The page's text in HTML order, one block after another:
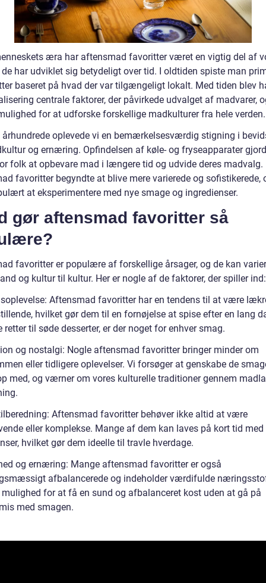
æra har aftensmad favoritter været en vigtig del af
de har udviklet sig betydeligt over tid. I oldtiden spiste man
baseret på hvad der var tilgængeligt lokalt. Med tiden blev
centrale faktorer, der påvirkede udvalget af madvarer,
for at udforske forskellige madkulturer fra hele verden.
århundrede oplevede vi en bemærkelsesværdig stigning i
og ernæring. Opfindelsen af køle- og fryseapparater
folk at opbevare mad i længere tid og udvide deres madvalg.
favoritter begyndte at blive mere varierede og sofistikerede,
at eksperimentere med nye smage og ingredienser.
gør aftensmad favoritter så
favoritter er populære af forskellige årsager, og de kan
og kultur til kultur. Her er nogle af de faktorer, der spiller ind:
Aftensmad favoritter har en tendens til at være
hvilket gør dem til en fornøjelse at spise efter en lang
retter til søde desserter, er der noget for enhver smag.
og nostalgi: Nogle aftensmad favoritter bringer minder om
eller tidligere oplevelser. Vi forsøger at genskabe de
med, og værner om vores kulturelle traditioner gennem
Aftensmad favoritter behøver ikke altid at være
eller komplekse. Mange af dem kan laves på kort tid
hvilket gør dem ideelle til travle hverdage.
og ernæring: Mange aftensmad favoritter er også
afbalancerede og indeholder værdifulde
for at få en sund og afbalanceret kost uden at gå på
med smagen.